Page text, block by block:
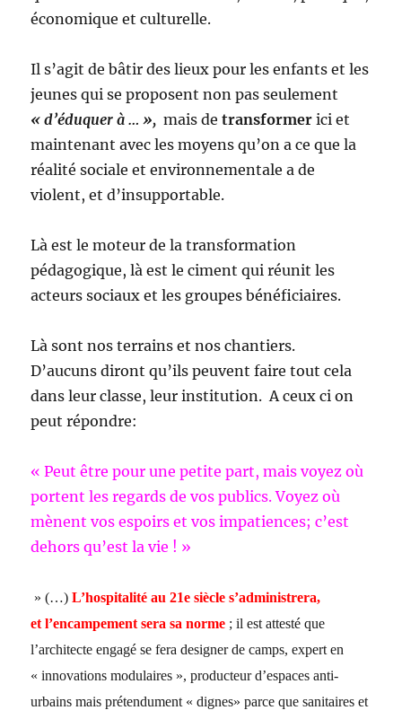
économique et culturelle.
Il s’agit de bâtir des lieux pour les enfants et les
jeunes qui se proposent non pas seulement
« d’éduquer à … », mais detransformer ici et
maintenant avec les moyens qu’on a ce que la
réalité sociale et environnementale a de
violent, et d’insupportable.
Là est le moteur de la transformation
pédagogique, là est le ciment qui réunit les
acteurs sociaux et les groupes bénéficiaires.
Là sont nos terrains et nos chantiers.
D’aucuns diront qu’ils peuvent faire tout cela
dans leur classe, leur institution. A ceux ci on
peut répondre:
« Peut être pour une petite part, mais voyez où
portent les regards de vos publics. Voyez où
mènent vos espoirs et vos impatiences; c’est
dehors qu’est la vie ! »
» (…)L’hospitalité au 21e siècle s’administrera,
et l’encampement sera sa norme ; il est attesté que
l’architecte engagé se fera designer de camps, expert en
« innovations modulaires », producteur d’espaces anti-
urbains mais prétendument « dignes» parce que sanitaires et